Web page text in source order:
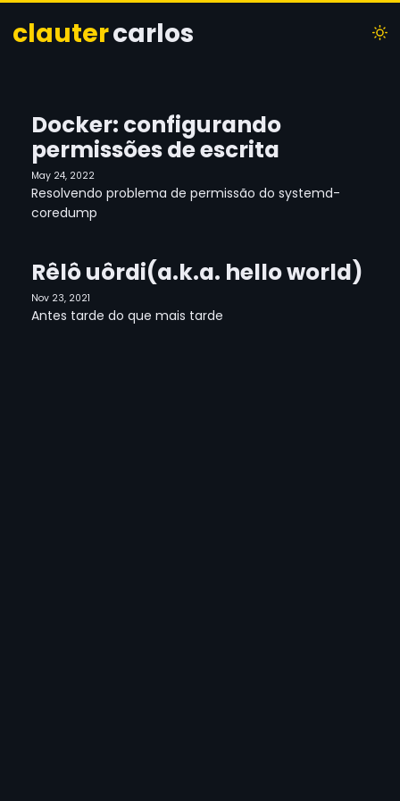
clautercarlos
Docker: configurando
permissões de escrita
May 24, 2022
Resolvendo problema de permissão do systemd-
coredump
Rêlô uôrdi(a.k.a. hello world)
Nov 23, 2021
Antes tarde do que mais tarde